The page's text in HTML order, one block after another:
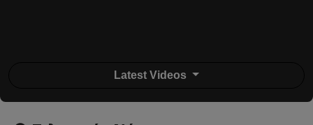
Latest Videos